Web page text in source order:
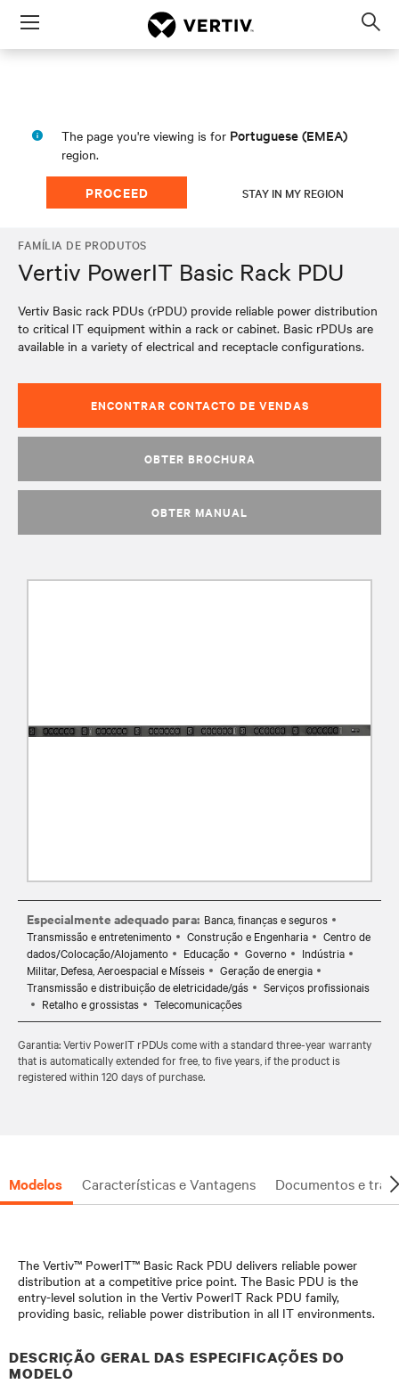
Menu
The page you're viewing is for Portuguese (EMEA)
region.
PROCEED STAY IN MY REGION
FAMÍLIA DE PRODUTOS
Vertiv PowerIT Basic Rack PDU
Vertiv Basic rack PDUs (rPDU) provide reliable power distribution
to critical IT equipment within a rack or cabinet. Basic rPDUs are
available in a variety of electrical and receptacle configurations.
ENCONTRAR CONTACTO DE VENDAS
OBTER BROCHURA
OBTER MANUAL
Especialmente adequado para: Banca, finanças e seguros
Transmissão e entretenimento
Construção e Engenharia
Centro de
dados/Colocação/Alojamento
Educação Governo
Indústria
Militar, Defesa, Aeroespacial e Mísseis
Geração de energia
Transmissão e distribuição de eletricidade/gás
Serviços profissionais
Retalho e grossistas
Telecomunicações
Garantia: Vertiv PowerIT rPDUs come with a standard three-year warranty
that is automatically extended for free, to five years, if the product is
registered within 120 days of purchase.
Modelos Características e Vantagens Documentos e
The Vertiv™ PowerIT™ Basic Rack PDU delivers reliable power
distribution at a competitive price point. The Basic PDU is the
entry-level solution in the Vertiv PowerIT Rack PDU family,
providing basic, reliable power distribution in all IT environments.
DESCRIÇÃO GERAL DAS ESPECIFICAÇÕES DO
MODELO